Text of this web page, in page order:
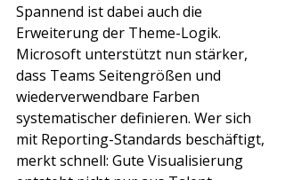
Spannend ist dabei auch die
Erweiterung der Theme-Logik.
Microsoft unterstützt nun stärker,
dass Teams Seitengrößen und
wiederverwendbare Farben
systematischer definieren. Wer sich
mit Reporting-Standards beschäftigt,
merkt schnell: Gute Visualisierung